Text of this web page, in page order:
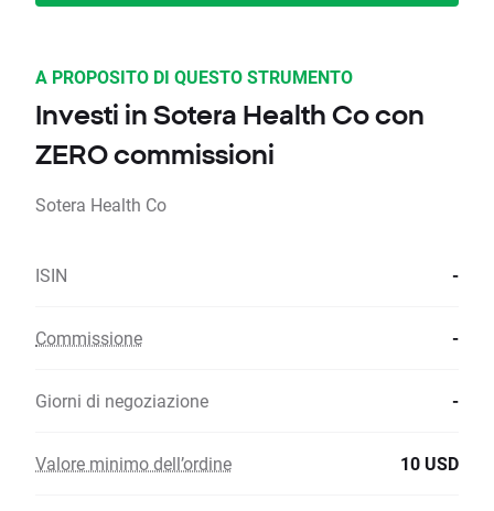
A PROPOSITO DI QUESTO STRUMENTO
Investi in Sotera Health Co con
ZERO commissioni
Sotera Health Co
ISIN -
Commissione -
Giorni di negoziazione -
Valore minimo dell’ordine 10 USD